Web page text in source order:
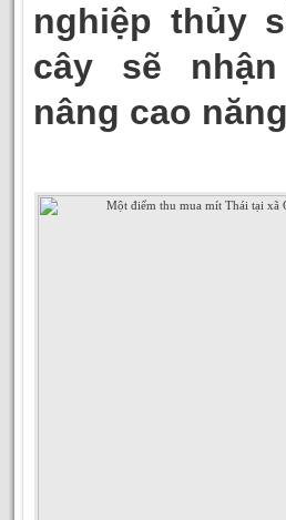
nghiệp thủy
cây sẽ
nâng cao